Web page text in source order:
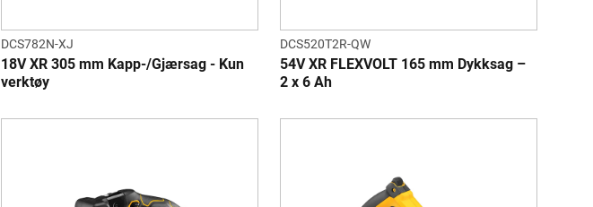
DCS782N-XJ
18V XR 305 mm Kapp-/Gjærsag - Kun
verktøy
DCS520T2R-QW
54V XR FLEXVOLT 165 mm Dykksag –
2 x 6 Ah